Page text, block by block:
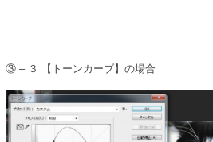
③ – ３ 【トーンカーブ】の場合